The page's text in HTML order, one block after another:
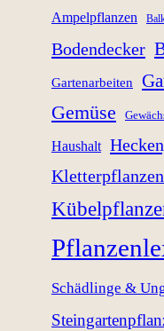
Ampelpflanzen
Bodendecker
Gartenarbeiten
Gemüse
Haushalt
Kletterpflanzen
Schädlinge &